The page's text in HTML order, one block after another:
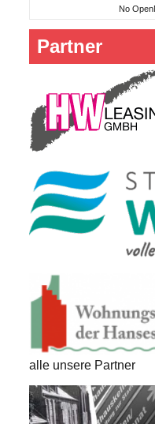
No
Partner
alle unsere Partner